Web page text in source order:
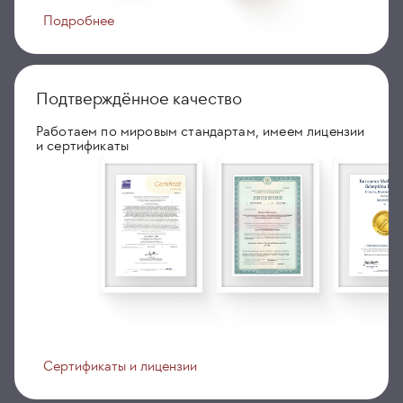
Подробнее
Подтверждённое качество
Работаем по мировым стандартам, имеем лицензии
и сертификаты
Сертификаты и лицензии